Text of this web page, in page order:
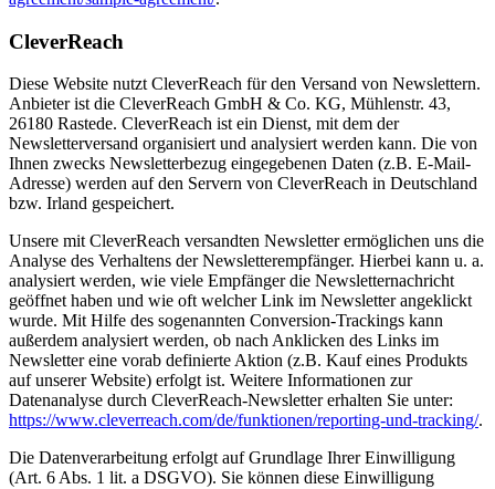
CleverReach
Diese Website nutzt CleverReach für den Versand von Newslettern.
Anbieter ist die CleverReach GmbH & Co. KG, Mühlenstr. 43,
26180 Rastede. CleverReach ist ein Dienst, mit dem der
Newsletterversand organisiert und analysiert werden kann. Die von
Ihnen zwecks Newsletterbezug eingegebenen Daten (z.B. E-Mail-
Adresse) werden auf den Servern von CleverReach in Deutschland
bzw. Irland gespeichert.
Unsere mit CleverReach versandten Newsletter ermöglichen uns die
Analyse des Verhaltens der Newsletterempfänger. Hierbei kann u. a.
analysiert werden, wie viele Empfänger die Newsletternachricht
geöffnet haben und wie oft welcher Link im Newsletter angeklickt
wurde. Mit Hilfe des sogenannten Conversion-Trackings kann
außerdem analysiert werden, ob nach Anklicken des Links im
Newsletter eine vorab definierte Aktion (z.B. Kauf eines Produkts
auf unserer Website) erfolgt ist. Weitere Informationen zur
Datenanalyse durch CleverReach-Newsletter erhalten Sie unter:
https://www.cleverreach.com/de/funktionen/reporting-und-tracking/.
Die Datenverarbeitung erfolgt auf Grundlage Ihrer Einwilligung
(Art. 6 Abs. 1 lit. a DSGVO). Sie können diese Einwilligung